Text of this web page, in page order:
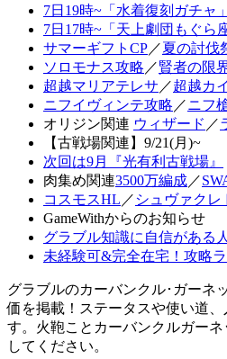
7日19時~「水着復刻ガチャ
7日17時~「天上劇団もぐら
サマーギフトCP／夏の討伐
ソロモナス攻略 ／賢者の限
超越マリアテレサ ／超越カ
ニフイヴィンテ攻略 ／ニフ
オリジン関連 ウィザード ／
【古戦場関連】9/21(月)~
次回は9月『光有利古戦場』
肉集め関連3500万編成／
コスモスHL ／ シュヴァクレ
GameWithからのお知らせ
グラブル知識に自信がある
未経験可&完全在宅！攻略ラ
グラブルのカーバンクル･ガーネ
価を掲載！ステータスや使い道
す。火鞄ことカーバンクルガー
してください。